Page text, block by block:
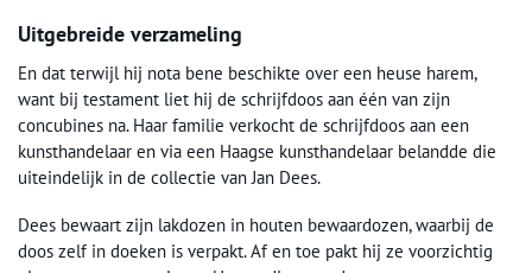
Uitgebreide verzameling
En dat terwijl hij nota bene beschikte over een heuse harem,
want bij testament liet hij de schrijfdoos aan één van zijn
concubines na. Haar familie verkocht de schrijfdoos aan een
kunsthandelaar en via een Haagse kunsthandelaar belandde die
uiteindelijk in de collectie van Jan Dees.
Dees bewaart zijn lakdozen in houten bewaardozen, waarbij de
doos zelf in doeken is verpakt. Af en toe pakt hij ze voorzichtig